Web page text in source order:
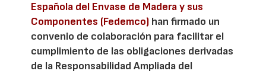
Española del Envase de Madera y sus
Componentes (Fedemco) han firmado un
convenio de colaboración para facilitar el
cumplimiento de las obligaciones derivadas
de la Responsabilidad Ampliada del